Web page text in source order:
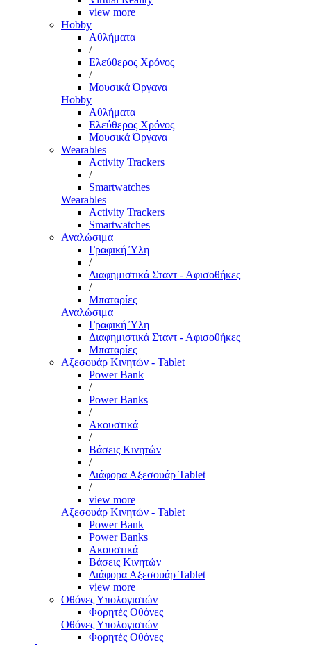
view more
Hobby
Αθλήματα
/
Ελεύθερος Χρόνος
/
Μουσικά Όργανα
Hobby
Αθλήματα
Ελεύθερος Χρόνος
Μουσικά Όργανα
Wearables
Activity Trackers
/
Smartwatches
Wearables
Activity Trackers
Smartwatches
Αναλώσιμα
Γραφική Ύλη
/
Διαφημιστικά Σταντ - Αφισοθήκες
/
Μπαταρίες
Αναλώσιμα
Γραφική Ύλη
Διαφημιστικά Σταντ - Αφισοθήκες
Μπαταρίες
Αξεσουάρ Κινητών - Tablet
Power Bank
/
Power Banks
/
Ακουστικά
/
Βάσεις Κινητών
/
Διάφορα Αξεσουάρ Tablet
/
view more
Αξεσουάρ Κινητών - Tablet
Power Bank
Power Banks
Ακουστικά
Βάσεις Κινητών
Διάφορα Αξεσουάρ Tablet
view more
Οθόνες Υπολογιστών
Φορητές Οθόνες
Οθόνες Υπολογιστών
Φορητές Οθόνες